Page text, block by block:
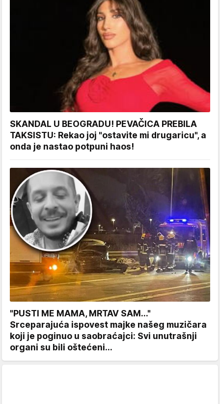
SKANDAL U BEOGRADU! PEVAČICA PREBILA
TAKSISTU: Rekao joj "ostavite mi drugaricu", a
onda je nastao potpuni haos!
"PUSTI ME MAMA, MRTAV SAM..."
Srceparajuća ispovest majke našeg muzičara
koji je poginuo u saobraćajci: Svi unutrašnji
organi su bili oštećeni...